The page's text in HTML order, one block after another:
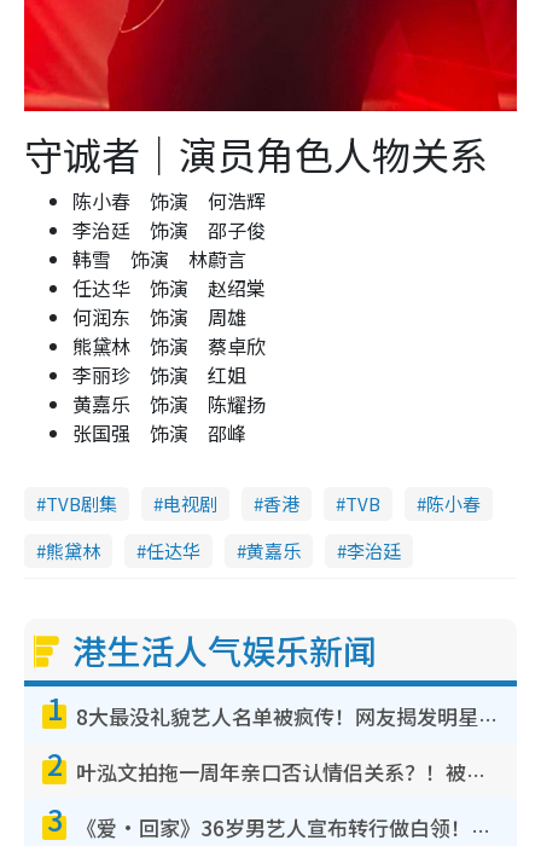
守诚者｜演员角色人物关系
陈小春 饰演 何浩辉
李治廷 饰演 邵子俊
韩雪 饰演 林蔚言
任达华 饰演 赵绍棠
何润东 饰演 周雄
熊黛林 饰演 蔡卓欣
李丽珍 饰演 红姐
黄嘉乐 饰演 陈耀扬
张国强 饰演 邵峰
TVB剧集 电视剧 香港 TVB
陈小春
熊黛林
任达华 黄嘉乐 李治廷
港生活人气娱乐新闻
1 8大最没礼貌艺人名单被疯传！网友揭发明星真面目，一致数落这一位是无品天花板？
2 叶泓文拍拖一周年亲口否认情侣关系？！被质疑感情造假竟称GM“普通同事”
3 《爱·回家》36岁男艺人宣布转行做白领！卸下艺人身份回归素人平淡生活